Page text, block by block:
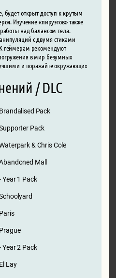
открыт доступ к крутым
Изучение «пируэтов» также
над балансом тела.
с двумя стиками
геймерам рекомендуют
в мир безумных
и поражайте окружающих
/ DLC
Pack
Pack
& Chris Cole
Mall
Year 1 Pack
Year 2 Pack
Lay